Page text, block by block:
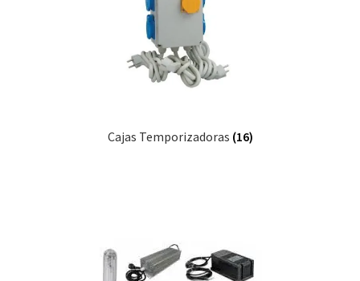
Cajas Temporizadoras (16)